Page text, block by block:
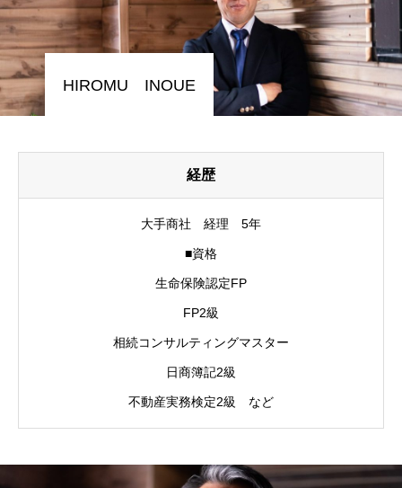
HIROMU INOUE
経歴
大手商社 経理 5年
■資格
生命保険認定FP
FP2級
相続コンサルティングマスター
日商簿記2級
不動産実務検定2級 など